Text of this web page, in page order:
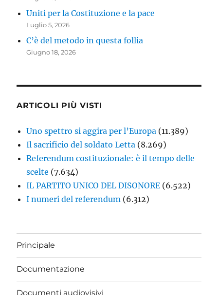
Uniti per la Costituzione e la pace
Luglio 5, 2026
C’è del metodo in questa follia
Giugno 18, 2026
ARTICOLI PIÙ VISTI
Uno spettro si aggira per l’Europa (11.389)
Il sacrificio del soldato Letta (8.269)
Referendum costituzionale: è il tempo delle
scelte (7.634)
IL PARTITO UNICO DEL DISONORE (6.522)
I numeri del referendum (6.312)
Principale
Documentazione
Documenti audiovisivi